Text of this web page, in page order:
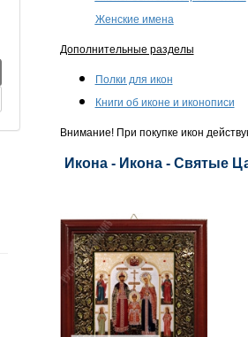
Женские имена
Дополнительные разделы
Полки для икон
Книги об иконе и иконописи
Внимание! При покупке икон
Икона - Икона - Святые